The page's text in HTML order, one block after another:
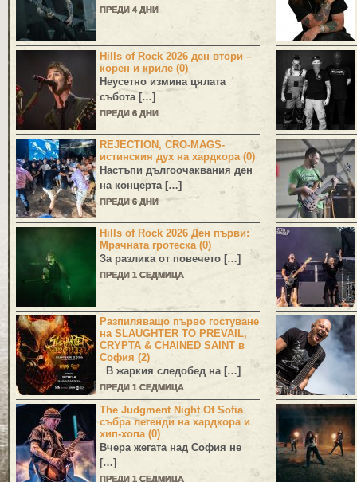
ПРЕДИ 4 ДНИ
Hills of Rock 2026 ден втори –
корен и криле (0)
Неусетно измина цялата
събота […]
ПРЕДИ 6 ДНИ
REJECTION, CRO-MAGS-
истинския дух на хардкора (0)
Настъпи дългоочаквания ден
на концерта […]
ПРЕДИ 6 ДНИ
Hills of Rock 2026 Ден първи:
Мрачната гротеска (0)
За разлика от повечето […]
ПРЕДИ 1 СЕДМИЦА
Разпиляващо първо гостуване
на SLAUGHTER TO PREVAIL,
CRYPTA & CHAINED SAINT в
София (2)
В жаркия следобед на […]
ПРЕДИ 1 СЕДМИЦА
The Judgment Night Of Sofia
събра легенди на хардкора и
хип-хопа (0)
Вчера жегата над София не
[…]
ПРЕДИ 1 СЕДМИЦА